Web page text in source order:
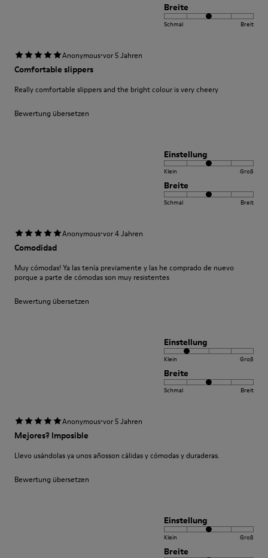
Breite
Schmal Breit
Anonymous·vor 5 Jahren
Comfortable slippers
Really comfortable slippers and the bright colour is very cheery
Bewertung übersetzen
Einstellung
Klein Groß
Breite
Schmal Breit
Anonymous·vor 4 Jahren
Comodidad
Muy cómodas! Ya las tenía previamente y las he comprado de nuevo
porque a parte de cómodas son muy resistentes
Bewertung übersetzen
Einstellung
Klein Groß
Breite
Schmal Breit
Anonymous·vor 5 Jahren
Mejores? Imposible
Llevo usándolas ya unos añosson cálidas y cómodas y duraderas.
Bewertung übersetzen
Einstellung
Klein Groß
Breite